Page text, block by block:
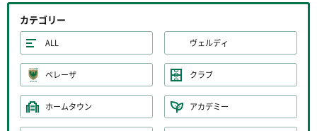
カテゴリー
ALL ヴェルディ
ベレーザ クラブ
ホームタウン アカデミー